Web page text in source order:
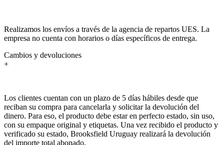
Realizamos los envíos a través de la agencia de repartos UES. La
empresa no cuenta con horarios o días específicos de entrega.
Cambios y devoluciones
+
Los clientes cuentan con un plazo de 5 días hábiles desde que
reciban su compra para cancelarla y solicitar la devolución del
dinero. Para eso, el producto debe estar en perfecto estado, sin uso,
con su empaque original y etiquetas. Una vez recibido el producto y
verificado su estado, Brooksfield Uruguay realizará la devolución
del importe total abonado.